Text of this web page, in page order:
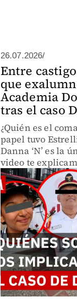
26.07.2026/
Entre
que
Academia
tras el caso
¿Quién es el
papel tuvo
Danna ‘N’ es la
video te
caso Dafne, la
asistir al
Militarizada